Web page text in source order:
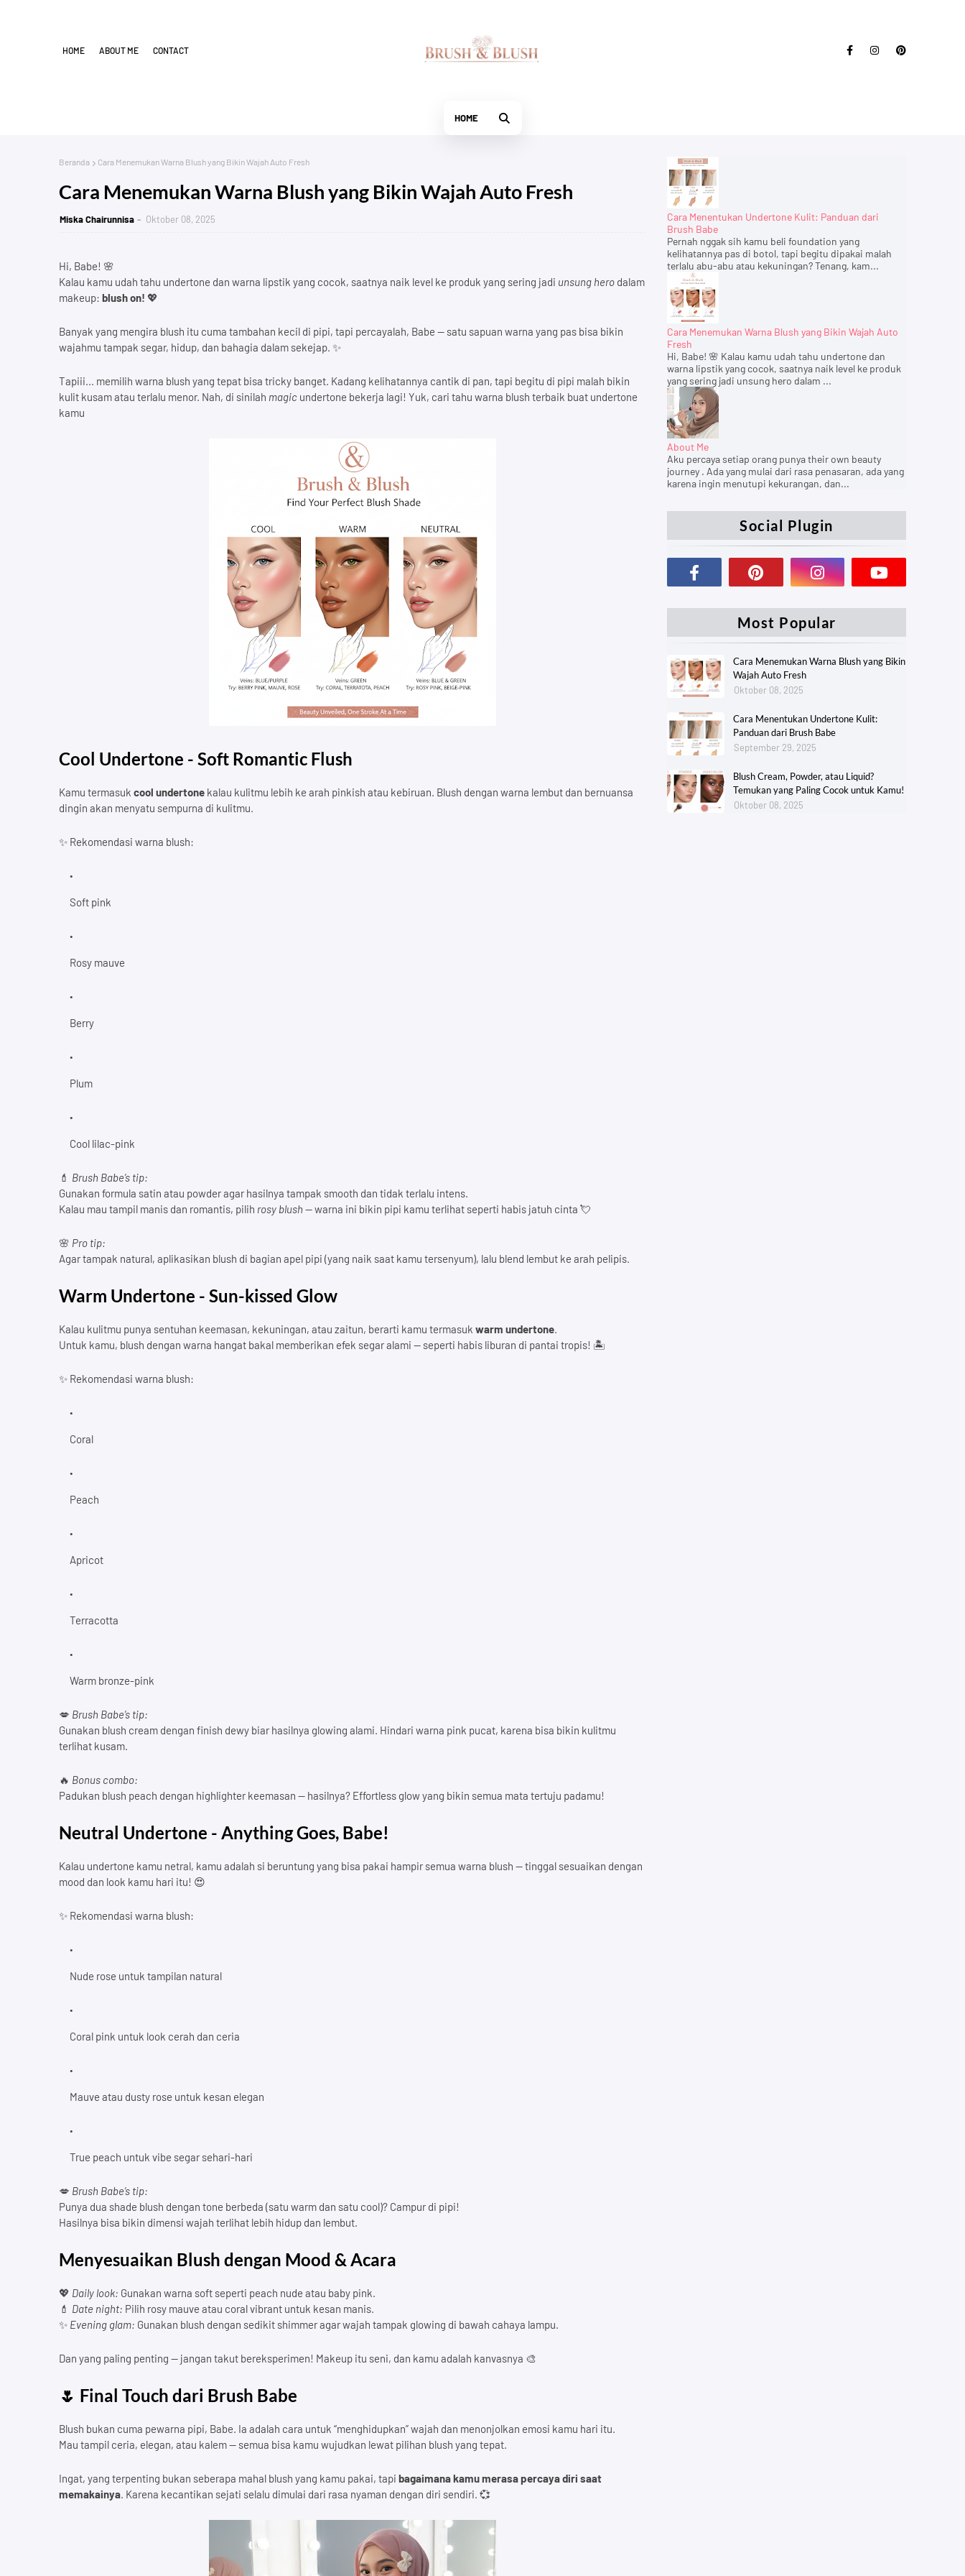
HOME ABOUT ME CONTACT
HOME
Beranda Cara Menemukan Warna Blush yang Bikin Wajah Auto Fresh
Cara Menemukan Warna Blush yang Bikin Wajah Auto Fresh
Miska Chairunnisa Oktober 08, 2025
Hi, Babe! 🌸
Kalau kamu udah tahu undertone dan warna lipstik yang cocok, saatnya naik level ke produk yang sering jadi unsung hero dalam
makeup: blush on! 💖
Banyak yang mengira blush itu cuma tambahan kecil di pipi, tapi percayalah, Babe — satu sapuan warna yang pas bisa bikin
wajahmu tampak segar, hidup, dan bahagia dalam sekejap. ✨
Tapiii... memilih warna blush yang tepat bisa tricky banget. Kadang kelihatannya cantik di pan, tapi begitu di pipi malah bikin
kulit kusam atau terlalu menor. Nah, di sinilah magic undertone bekerja lagi! Yuk, cari tahu warna blush terbaik buat undertone
kamu
Cool Undertone - Soft Romantic Flush
Kamu termasuk cool undertone kalau kulitmu lebih ke arah pinkish atau kebiruan. Blush dengan warna lembut dan bernuansa
dingin akan menyatu sempurna di kulitmu.
✨ Rekomendasi warna blush:
Soft pink
Rosy mauve
Berry
Plum
Cool lilac-pink
💄 Brush Babe’s tip:
Gunakan formula satin atau powder agar hasilnya tampak smooth dan tidak terlalu intens.
Kalau mau tampil manis dan romantis, pilih rosy blush — warna ini bikin pipi kamu terlihat seperti habis jatuh cinta 💘
🌸 Pro tip:
Agar tampak natural, aplikasikan blush di bagian apel pipi (yang naik saat kamu tersenyum), lalu blend lembut ke arah pelipis.
Warm Undertone - Sun-kissed Glow
Kalau kulitmu punya sentuhan keemasan, kekuningan, atau zaitun, berarti kamu termasuk warm undertone.
Untuk kamu, blush dengan warna hangat bakal memberikan efek segar alami — seperti habis liburan di pantai tropis! 🏝️
✨ Rekomendasi warna blush:
Coral
Peach
Apricot
Terracotta
Warm bronze-pink
💋 Brush Babe’s tip:
Gunakan blush cream dengan finish dewy biar hasilnya glowing alami. Hindari warna pink pucat, karena bisa bikin kulitmu
terlihat kusam.
🔥 Bonus combo:
Padukan blush peach dengan highlighter keemasan — hasilnya? Effortless glow yang bikin semua mata tertuju padamu!
Neutral Undertone - Anything Goes, Babe!
Kalau undertone kamu netral, kamu adalah si beruntung yang bisa pakai hampir semua warna blush — tinggal sesuaikan dengan
mood dan look kamu hari itu! 😍
✨ Rekomendasi warna blush:
Nude rose untuk tampilan natural
Coral pink untuk look cerah dan ceria
Mauve atau dusty rose untuk kesan elegan
True peach untuk vibe segar sehari-hari
💋 Brush Babe’s tip:
Punya dua shade blush dengan tone berbeda (satu warm dan satu cool)? Campur di pipi!
Hasilnya bisa bikin dimensi wajah terlihat lebih hidup dan lembut.
Menyesuaikan Blush dengan Mood & Acara
💖 Daily look: Gunakan warna soft seperti peach nude atau baby pink.
💄 Date night: Pilih rosy mauve atau coral vibrant untuk kesan manis.
✨ Evening glam: Gunakan blush dengan sedikit shimmer agar wajah tampak glowing di bawah cahaya lampu.
Dan yang paling penting — jangan takut bereksperimen! Makeup itu seni, dan kamu adalah kanvasnya 🎨
🌷 Final Touch dari Brush Babe
Blush bukan cuma pewarna pipi, Babe. Ia adalah cara untuk “menghidupkan” wajah dan menonjolkan emosi kamu hari itu.
Mau tampil ceria, elegan, atau kalem — semua bisa kamu wujudkan lewat pilihan blush yang tepat.
Ingat, yang terpenting bukan seberapa mahal blush yang kamu pakai, tapi bagaimana kamu merasa percaya diri saat
memakainya. Karena kecantikan sejati selalu dimulai dari rasa nyaman dengan diri sendiri. 💞
Cara Menentukan Undertone Kulit: Panduan dari
Brush Babe
Pernah nggak sih kamu beli foundation yang
kelihatannya pas di botol, tapi begitu dipakai malah
terlalu abu-abu atau kekuningan? Tenang, kam...
Cara Menemukan Warna Blush yang Bikin Wajah Auto
Fresh
Hi, Babe! 🌸 Kalau kamu udah tahu undertone dan
warna lipstik yang cocok, saatnya naik level ke produk
yang sering jadi unsung hero dalam ...
About Me
Aku percaya setiap orang punya their own beauty
journey . Ada yang mulai dari rasa penasaran, ada yang
karena ingin menutupi kekurangan, dan...
Social Plugin
Most Popular
Cara Menemukan Warna Blush yang Bikin
Wajah Auto Fresh
Oktober 08, 2025
Cara Menentukan Undertone Kulit:
Panduan dari Brush Babe
September 29, 2025
Blush Cream, Powder, atau Liquid?
Temukan yang Paling Cocok untuk Kamu!
Oktober 08, 2025